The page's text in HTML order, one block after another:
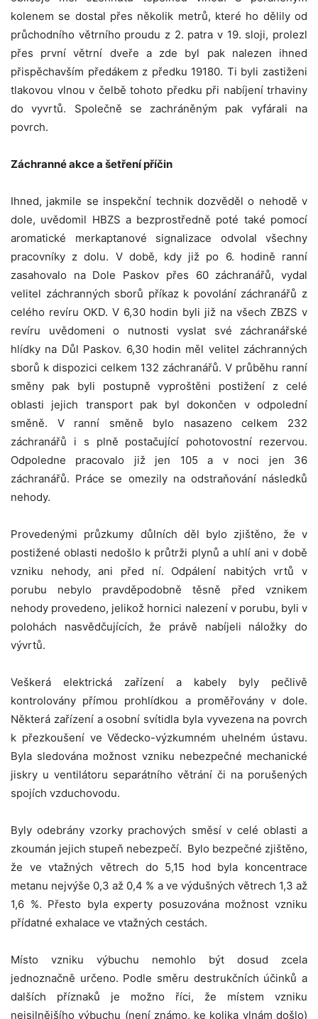
kolenem se dostal přes několik metrů, které ho dělily od
průchodního větrního proudu z 2. patra v 19. sloji, prolezl
přes první větrní dveře a zde byl pak nalezen ihned
přispěchavším předákem z předku 19180. Ti byli zastiženi
tlakovou vlnou v čelbě tohoto předku při nabíjení trhaviny
do vyvrtů. Společně se zachráněným pak vyfárali na
povrch.
Záchranné akce a šetření příčin
Ihned, jakmile se inspekční technik dozvěděl o nehodě v
dole, uvědomil HBZS a bezprostředně poté také pomocí
aromatické merkaptanové signalizace odvolal všechny
pracovníky z dolu. V době, kdy již po 6. hodině ranní
zasahovalo na Dole Paskov přes 60 záchranářů, vydal
velitel záchranných sborů příkaz k povolání záchranářů z
celého revíru OKD. V 6,30 hodin byli již na všech ZBZS v
revíru uvědomeni o nutnosti vyslat své záchranářské
hlídky na Důl Paskov. 6,30 hodin měl velitel záchranných
sborů k dispozici celkem 132 záchranářů. V průběhu ranní
směny pak byli postupně vyproštěni postižení z celé
oblasti jejich transport pak byl dokončen v odpolední
směně. V ranní směně bylo nasazeno celkem 232
záchranářů i s plně postačující pohotovostní rezervou.
Odpoledne pracovalo již jen 105 a v noci jen 36
záchranářů. Práce se omezily na odstraňování následků
nehody.
Provedenými průzkumy důlních děl bylo zjištěno, že v
postižené oblasti nedošlo k průtrži plynů a uhlí ani v době
vzniku nehody, ani před ní. Odpálení nabitých vrtů v
porubu nebylo pravděpodobně těsně před vznikem
nehody provedeno, jelikož hornici nalezení v porubu, byli v
polohách nasvědčujících, že právě nabíjeli náložky do
vývrtů.
Veškerá elektrická zařízení a kabely byly pečlivě
kontrolovány přímou prohlídkou a proměřovány v dole.
Některá zařízení a osobní svítidla byla vyvezena na povrch
k přezkoušení ve Vědecko-výzkumném uhelném ústavu.
Byla sledována možnost vzniku nebezpečné mechanické
jiskry u ventilátoru separátního větrání či na porušených
spojích vzduchovodu.
Byly odebrány vzorky prachových směsí v celé oblasti a
zkoumán jejich stupeň nebezpečí. Bylo bezpečné zjištěno,
že ve vtažných větrech do 5,15 hod byla koncentrace
metanu nejvýše 0,3 až 0,4 % a ve výdušných větrech 1,3 až
1,6 %. Přesto byla experty posuzována možnost vzniku
přídatné exhalace ve vtažných cestách.
Místo vzniku výbuchu nemohlo být dosud zcela
jednoznačně určeno. Podle směru destrukčních účinků a
dalších příznaků je možno říci, že místem vzniku
nejsilnějšího výbuchu (není známo, ke kolika vlnám došlo)